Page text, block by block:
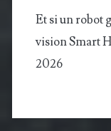
Et si un robot
vision Smart
2026